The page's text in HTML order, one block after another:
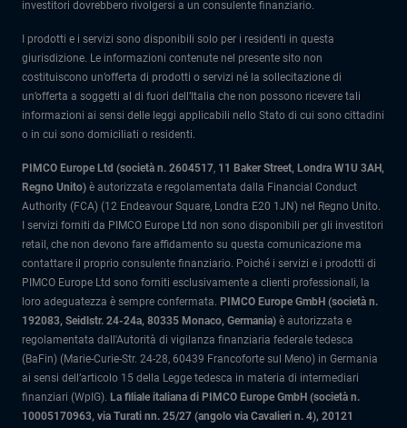
investitori dovrebbero rivolgersi a un consulente finanziario.
I prodotti e i servizi sono disponibili solo per i residenti in questa
giurisdizione. Le informazioni contenute nel presente sito non
costituiscono un’offerta di prodotti o servizi né la sollecitazione di
un’offerta a soggetti al di fuori dell’Italia che non possono ricevere tali
informazioni ai sensi delle leggi applicabili nello Stato di cui sono cittadini
o in cui sono domiciliati o residenti.
PIMCO Europe Ltd (società n. 2604517, 11 Baker Street, Londra W1U 3AH,
Regno Unito) è autorizzata e regolamentata dalla Financial Conduct
Authority (FCA) (12 Endeavour Square, Londra E20 1JN) nel Regno Unito.
I servizi forniti da PIMCO Europe Ltd non sono disponibili per gli investitori
retail, che non devono fare affidamento su questa comunicazione ma
contattare il proprio consulente finanziario. Poiché i servizi e i prodotti di
PIMCO Europe Ltd sono forniti esclusivamente a clienti professionali, la
loro adeguatezza è sempre confermata. PIMCO Europe GmbH (società n.
192083, Seidlstr. 24-24a, 80335 Monaco, Germania) è autorizzata e
regolamentata dall'Autorità di vigilanza finanziaria federale tedesca
(BaFin) (Marie-Curie-Str. 24-28, 60439 Francoforte sul Meno) in Germania
ai sensi dell’articolo 15 della Legge tedesca in materia di intermediari
finanziari (WpIG). La filiale italiana di PIMCO Europe GmbH (società n.
10005170963, via Turati nn. 25/27 (angolo via Cavalieri n. 4), 20121